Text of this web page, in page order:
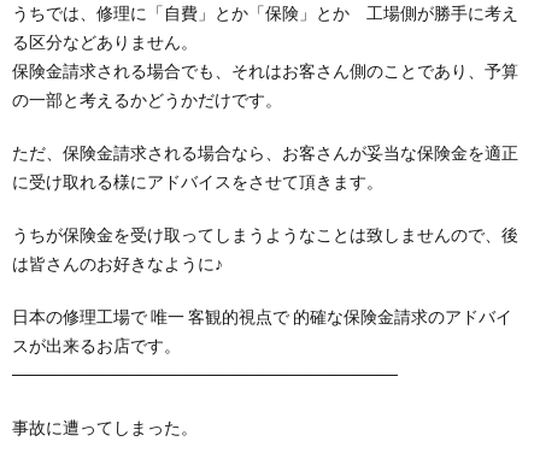
うちでは、修理に「自費」とか「保険」とか 工場側が勝手に考え
る区分などありません。
保険金請求される場合でも、それはお客さん側のことであり、予算
の一部と考えるかどうかだけです。
ただ、保険金請求される場合なら、お客さんが妥当な保険金を適正
に受け取れる様にアドバイスをさせて頂きます。
うちが保険金を受け取ってしまうようなことは致しませんので、後
は皆さんのお好きなように♪
日本の修理工場で 唯一 客観的視点で 的確な保険金請求のアドバイ
スが出来るお店です。
────────────────────────────────
事故に遭ってしまった。